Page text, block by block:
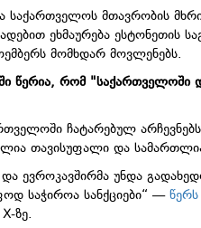
საქართველოს მთავრობის
ეხმაურება ესტონეთის
მომხდარ მოვლენებს.
წერია, რომ "საქართველოში
ჩატარებულ
თავისუფალი და
და ევროკავშირმა უნდა
საჭიროა სანქციები“ —წერს
ზე.